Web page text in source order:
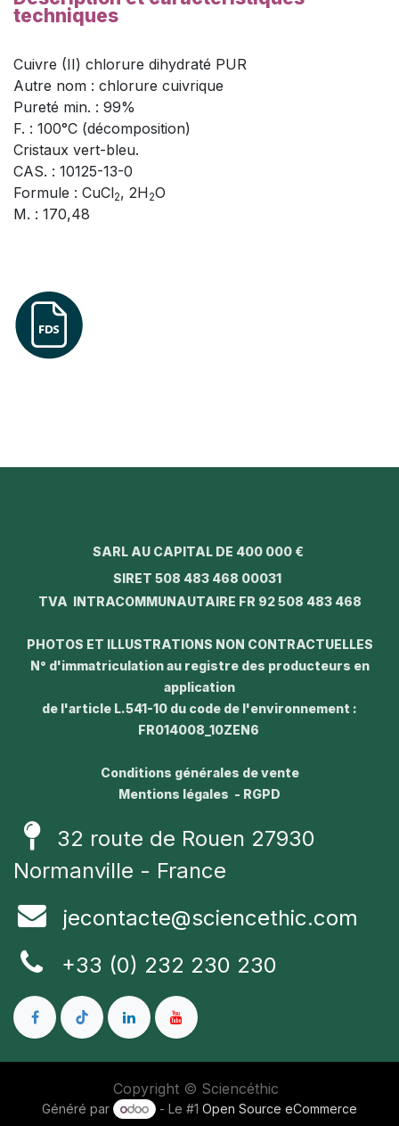
techniques
Cuivre (II) chlorure dihydraté PUR
Autre nom : chlorure cuivrique
Pureté min. : 99%
F. : 100°C (décomposition)
Cristaux vert-bleu.
CAS. : 10125-13-0
Formule : CuCl2, 2H2O
M. : 170,48
SARL AU CAPITAL DE 400 000 €
SIRET 508 483 468 00031
TVA INTRACOMMUNAUTAIRE FR 92 508 483 468
PHOTOS ET ILLUSTRATIONS NON CONTRACTUELLES
N° d'immatriculation au registre des producteurs en
application
de l'article L.541-10 du code de l'environnement :
FR014008_10ZEN6
Conditions générales de vente
Mentions légales - RGPD
32 route de Rouen 27930
Normanville - France
jecontacte@sciencethic.com
+33 (0) 232 230 230
Copyright © Sciencéthic
Généré par - Le #1Open Source eCommerce